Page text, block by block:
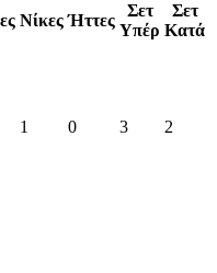
Νίκες Ήττες
Σετ
Υπέρ
Σετ
Κατά
1 0 3 2